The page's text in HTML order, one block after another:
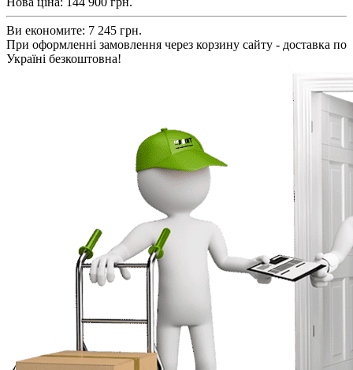
Ви економите: 7 245 грн.
При оформленні замовлення через корзину сайту - доставка по
Україні безкоштовна!